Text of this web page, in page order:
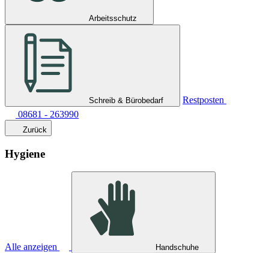
Arbeitsschutz
Schreib & Bürobedarf
Restposten
08681 - 263990
Zurück
Hygiene
Alle anzeigen Handschuhe